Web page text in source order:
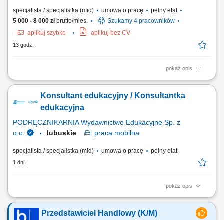
specjalista / specjalistka (mid) umowa o pracę
pełny etat
5 000 - 8 000 złbrutto/mies.
Szukamy 4 pracowników
aplikuj szybko
aplikuj bez CV
13 godz.
pokaż opis
Poszukujemy Konsultantów ds. Żywienia w kilku lokalizacjach w Polsce.
bydła na wyznaczonym obszarze. Aktywne pozyskiwanie nowych
klientów oraz utrzymywanie długofalowych relacji z obecnymi
Konsultant edukacyjny / Konsultantka
edukacyjna
PODRĘCZNIKARNIA Wydawnictwo Edukacyjne Sp. z
o.o.
lubuskie praca mobilna
specjalista / specjalistka (mid) umowa o pracę pełny etat
1 dni
pokaż opis
Opis stanowiska: Pozyskiwanie nowych partnerów biznesowych oraz
oświatowo-wychowawczego; Przeprowadzanie bezpośrednich spotkań
Przedstawiciel Handlowy (K/M)